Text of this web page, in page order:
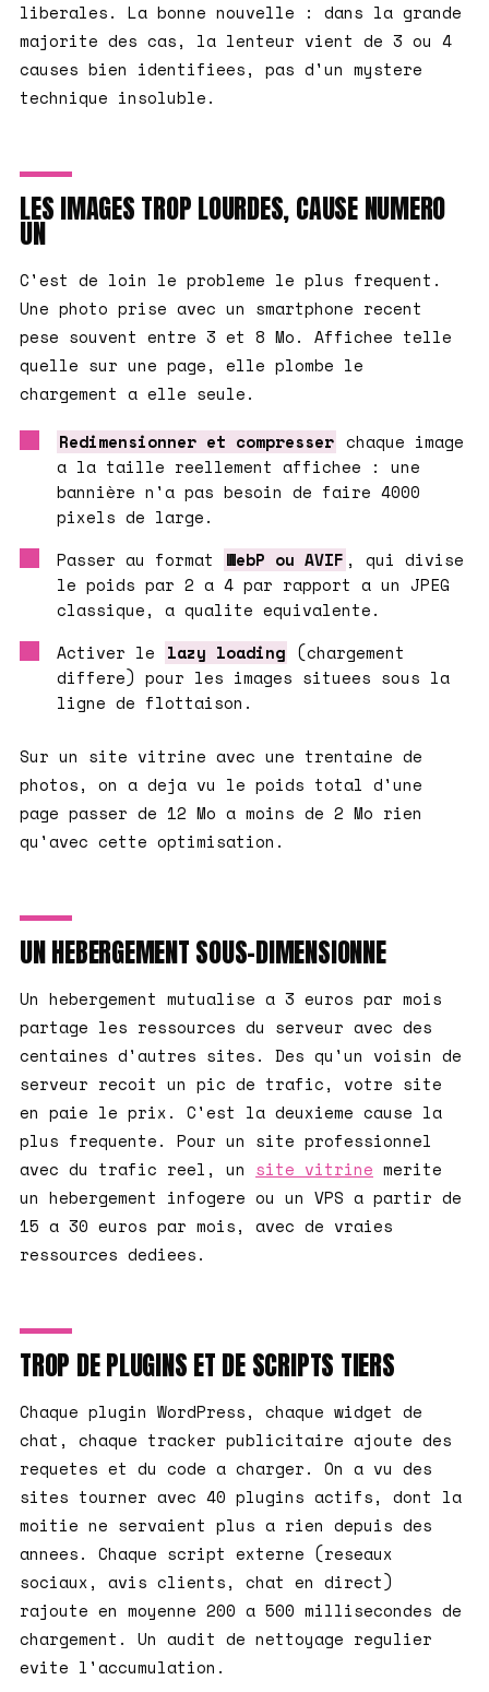
liberales. La bonne nouvelle : dans la grande
majorite des cas, la lenteur vient de 3 ou 4
causes bien identifiees, pas d'un mystere
technique insoluble.
LES IMAGES TROP LOURDES, CAUSE NUMERO
UN
C'est de loin le probleme le plus frequent.
Une photo prise avec un smartphone recent
pese souvent entre 3 et 8 Mo. Affichee telle
quelle sur une page, elle plombe le
chargement a elle seule.
Redimensionner et compresser chaque image
a la taille reellement affichee : une
bannière n'a pas besoin de faire 4000
pixels de large.
Passer au format
WebP ou AVIF , qui divise
le poids par 2 a 4 par rapport a un JPEG
classique, a qualite equivalente.
Activer le
lazy loading (chargement
differe) pour les images situees sous la
ligne de flottaison.
Sur un site vitrine avec une trentaine de
photos, on a deja vu le poids total d'une
page passer de 12 Mo a moins de 2 Mo rien
qu'avec cette optimisation.
UN HEBERGEMENT SOUS-DIMENSIONNE
Un hebergement mutualise a 3 euros par mois
partage les ressources du serveur avec des
centaines d'autres sites. Des qu'un voisin de
serveur recoit un pic de trafic, votre site
en paie le prix. C'est la deuxieme cause la
plus frequente. Pour un site professionnel
avec du trafic reel, un site vitrine merite
un hebergement infogere ou un VPS a partir de
15 a 30 euros par mois, avec de vraies
ressources dediees.
TROP DE PLUGINS ET DE SCRIPTS TIERS
Chaque plugin WordPress, chaque widget de
chat, chaque tracker publicitaire ajoute des
requetes et du code a charger. On a vu des
sites tourner avec 40 plugins actifs, dont la
moitie ne servaient plus a rien depuis des
annees. Chaque script externe (reseaux
sociaux, avis clients, chat en direct)
rajoute en moyenne 200 a 500 millisecondes de
chargement. Un audit de nettoyage regulier
evite l'accumulation.